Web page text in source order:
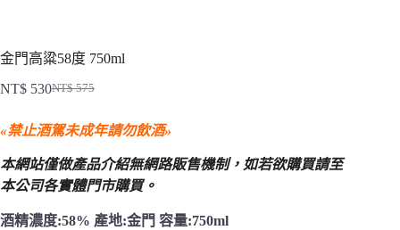
金門高粱58度 750ml
NT$575
始
價
格：
NT$ 575。
NT$ 530
前
價
格：
NT$ 530。
«禁止酒駕未成年請勿飲酒»
本網站僅做產品介紹無網路販售機制， 如若欲購買請至
本公司各實體門市購買。
酒精濃度:58% 產地:金門 容量:750ml